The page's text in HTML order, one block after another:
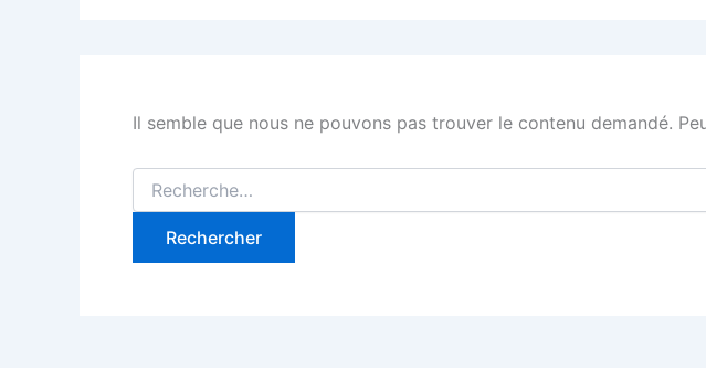
Il semble que nous ne pouvons pas trouver le contenu demandé.
Rechercher :